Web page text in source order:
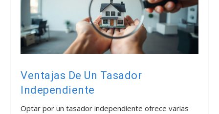
Ventajas De Un Tasador
Independiente
Optar por un tasador independiente ofrece varias